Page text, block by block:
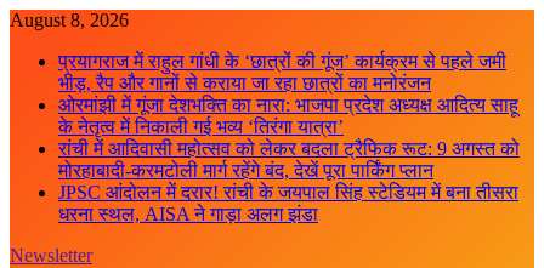
Skip
content
August 8, 2026
प्रयागराज में राहुल गांधी के ‘छात्रों की गूंज’ कार्यक्रम से पहले जमी
भीड़, रैप और गानों से कराया जा रहा छात्रों का मनोरंजन
ओरमांझी में गूंजा देशभक्ति का नारा: भाजपा प्रदेश अध्यक्ष आदित्य साहू
के नेतृत्व में निकाली गई भव्य ‘तिरंगा यात्रा’
रांची में आदिवासी महोत्सव को लेकर बदला ट्रैफिक रूट: 9 अगस्त को
मोरहाबादी-करमटोली मार्ग रहेंगे बंद, देखें पूरा पार्किंग प्लान
JPSC आंदोलन में दरार! रांची के जयपाल सिंह स्टेडियम में बना तीसरा
धरना स्थल, AISA ने गाड़ा अलग झंडा
Newsletter